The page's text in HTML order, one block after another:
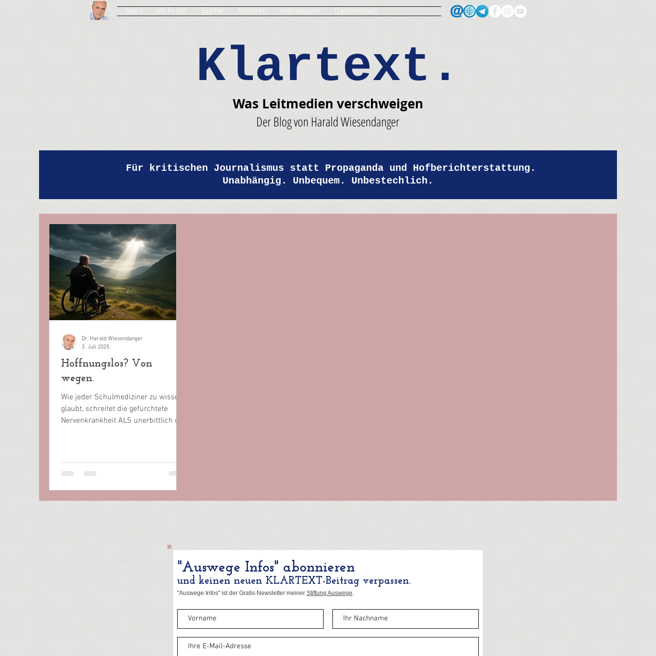
Start Im Profil Suche Kontakt Impressum Datenschutz
Klartext.
Was Leitmedien verschweigen
Der Blog von Harald Wiesendanger
Für kritischen Journalismus statt Propaganda und Hofberichterstattung.
Unabhängig. Unbequem. Unbestechlich.
Hoffnungslos? Von
wegen.
Wie jeder Schulmediziner zu wissen
glaubt, schreitet die gefürchtete
Nervenkrankheit ALS unerbittlich und
Dr. Harald Wiesendanger
3. Juli 2025
"Auswege Infos" abonnieren
und keinen neuen KLARTEXT-Beitrag verpassen.
"Auswege Infos" ist der Gratis-Newsletter meiner Stiftung Auswege